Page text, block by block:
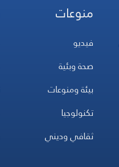
منوعات
فيديو
صحة وبئية
بيئة ومنوعات
تكنولوجيا
ثقافي وديني